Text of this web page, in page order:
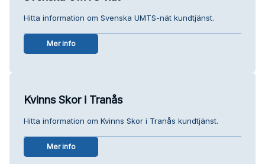
Hitta information om Svenska UMTS-nät kundtjänst.
Mer info
Kvinns Skor i Tranås
Hitta information om Kvinns Skor i Tranås kundtjänst.
Mer info